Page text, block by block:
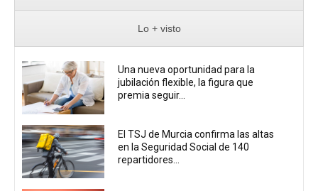
Lo + visto
Una nueva oportunidad para la
jubilación flexible, la figura que
premia seguir...
El TSJ de Murcia confirma las altas
en la Seguridad Social de 140
repartidores...